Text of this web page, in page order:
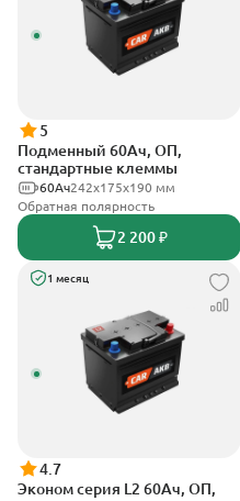
5
Подменный 60Ач, ОП,
стандартные клеммы
242х175х190 мм
60Ач
Обратная полярность
2 200 ₽
1 месяц
4.7
Эконом серия L2 60Ач, ОП,